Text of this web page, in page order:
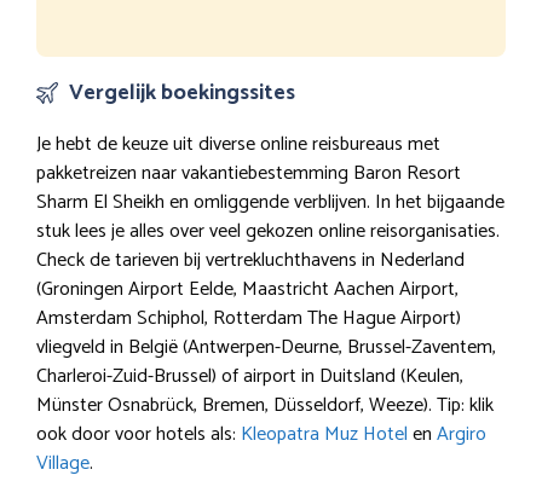
Vergelijk boekingssites
Je hebt de keuze uit diverse online reisbureaus met
pakketreizen naar vakantiebestemming Baron Resort
Sharm El Sheikh en omliggende verblijven. In het bijgaande
stuk lees je alles over veel gekozen online reisorganisaties.
Check de tarieven bij vertrekluchthavens in Nederland
(Groningen Airport Eelde, Maastricht Aachen Airport,
Amsterdam Schiphol, Rotterdam The Hague Airport)
vliegveld in België (Antwerpen-Deurne, Brussel-Zaventem,
Charleroi-Zuid-Brussel) of airport in Duitsland (Keulen,
Münster Osnabrück, Bremen, Düsseldorf, Weeze). Tip: klik
ook door voor hotels als: Kleopatra Muz HotelenArgiro
Village.